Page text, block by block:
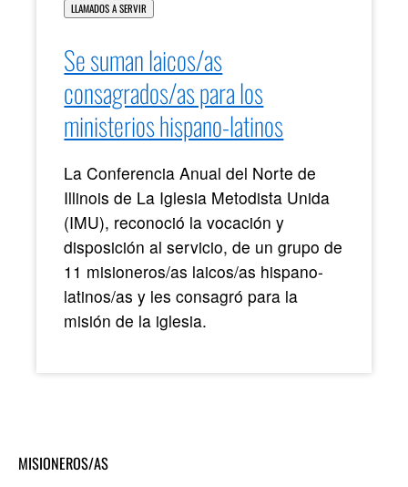
LLAMADOS A SERVIR
Se suman laicos/as
consagrados/as para los
ministerios hispano-latinos
La Conferencia Anual del Norte de
Illinois de La Iglesia Metodista Unida
(IMU), reconoció la vocación y
disposición al servicio, de un grupo de
11 misioneros/as laicos/as hispano-
latinos/as y les consagró para la
misión de la iglesia.
MISIONEROS/AS